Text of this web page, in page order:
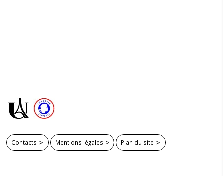
Contacts Mentions légales Plan du site